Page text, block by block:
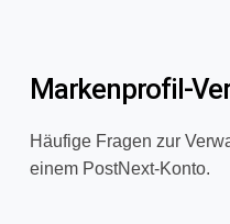
Markenprofil-
Häufige Fragen zur
einem PostNext-Konto.